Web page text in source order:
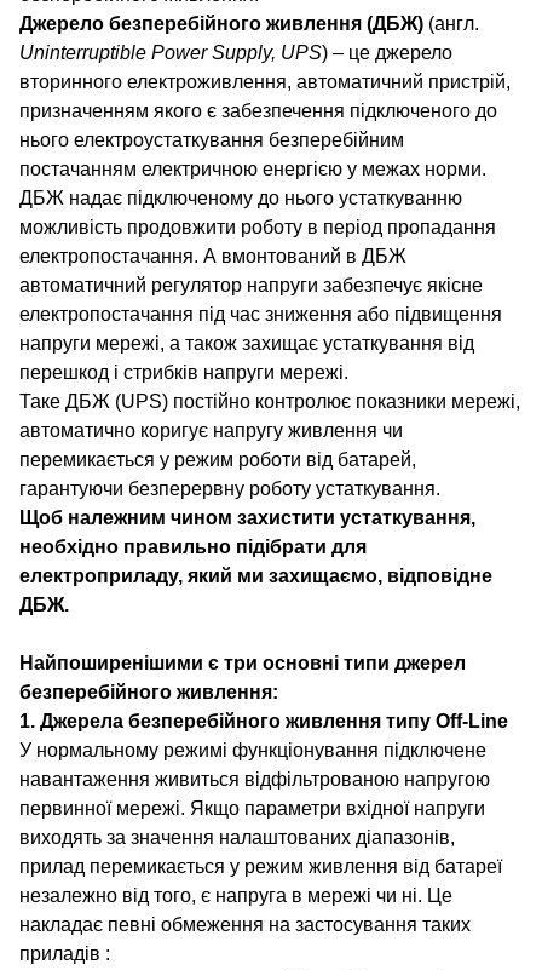
Джерело безперебійного живлення (ДБЖ) (англ.
Uninterruptible Power Supply, UPS) – це джерело
вторинного електроживлення, автоматичний пристрій,
призначенням якого є забезпечення підключеного до
нього електроустаткування безперебійним
постачанням електричною енергією у межах норми.
ДБЖ надає підключеному до нього устаткуванню
можливість продовжити роботу в період пропадання
електропостачання. А вмонтований в ДБЖ
автоматичний регулятор напруги забезпечує якісне
електропостачання під час зниження або підвищення
напруги мережі, а також захищає устаткування від
перешкод і стрибків напруги мережі.
Таке ДБЖ (UPS) постійно контролює показники мережі,
автоматично коригує напругу живлення чи
перемикається у режим роботи від батарей,
гарантуючи безперервну роботу устаткування.
Щоб належним чином захистити устаткування,
необхідно правильно підібрати для
електроприладу, який ми захищаємо, відповідне
ДБЖ.
Найпоширенішими є три основні типи джерел
безперебійного живлення:
1. Джерела безперебійного живлення типу Off-Line
У нормальному режимі функціонування підключене
навантаження живиться відфільтрованою напругою
первинної мережі. Якщо параметри вхідної напруги
виходять за значення налаштованих діапазонів,
прилад перемикається у режим живлення від батареї
незалежно від того, є напруга в мережі чи ні. Це
накладає певні обмеження на застосування таких
приладів :